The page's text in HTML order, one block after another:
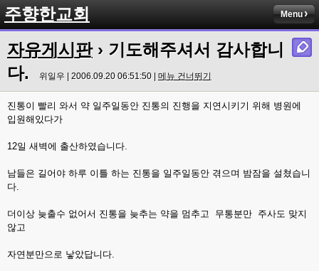
주향한교회 Menu
자유게시판› 기도해주셔서 감사합니
다.
위일우 | 2006.09.20 06:51:50 | 메뉴 건너뛰기
진통이 빨리 와서 약 일주일동안 진통의 진행을 지연시키기 위해 병원에
입원해있다가
12일 새벽에 출산하였습니다.
남들은 길어야 하루 이틀 하는 진통을 일주일동안 겪으며 밤잠을 설쳤습니
다.
더이상 늦출수 없어서 진통을 늦추는 약을 멈추고 무통분만 주사도 맞지
않고
자연분만으로 낳았답니다.